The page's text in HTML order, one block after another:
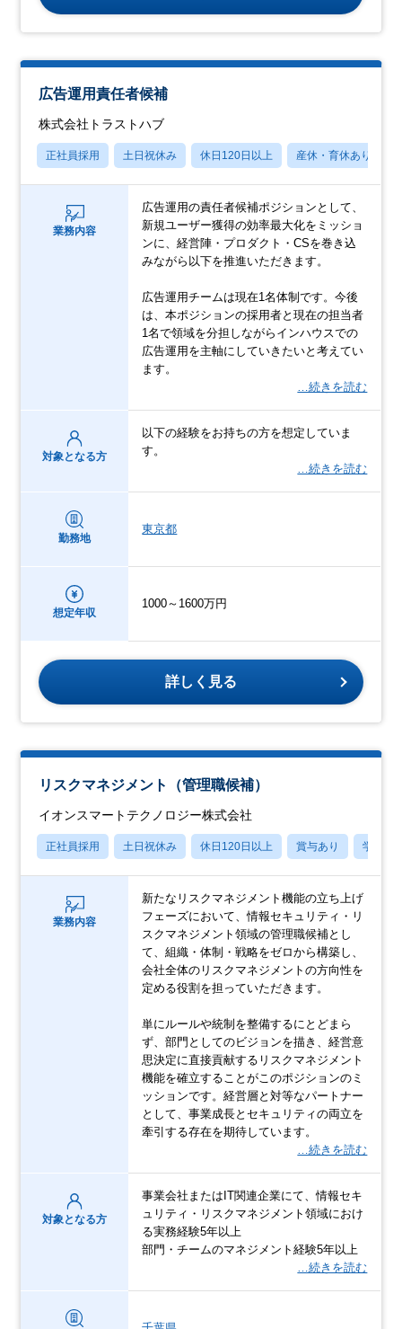
広告運用責任者候補
株式会社トラストハブ
正社員採用 土日祝休み 休日120日以上 産休・育休あり
業務内容
広告運用の責任者候補ポジションとして、
新規ユーザー獲得の効率最大化をミッショ
ンに、経営陣・プロダクト・CSを巻き込
みながら以下を推進いただきます。
広告運用チームは現在1名体制です。今後
は、本ポジションの採用者と現在の担当者
1名で領域を分担しながらインハウスでの
広告運用を主軸にしていきたいと考えてい
ます。
…続きを読む
対象となる方
以下の経験をお持ちの方を想定していま
す。
…続きを読む
勤務地
東京都
想定年収
1000～1600万円
詳しく見る
リスクマネジメント（管理職候補）
イオンスマートテクノロジー株式会社
正社員採用 土日祝休み 休日120日以上 賞与あり 学歴不
業務内容
新たなリスクマネジメント機能の立ち上げ
フェーズにおいて、情報セキュリティ・リ
スクマネジメント領域の管理職候補とし
て、組織・体制・戦略をゼロから構築し、
会社全体のリスクマネジメントの方向性を
定める役割を担っていただきます。
単にルールや統制を整備するにとどまら
ず、部門としてのビジョンを描き、経営意
思決定に直接貢献するリスクマネジメント
機能を確立することがこのポジションのミ
ッションです。経営層と対等なパートナー
として、事業成長とセキュリティの両立を
牽引する存在を期待しています。
…続きを読む
対象となる方
事業会社またはIT関連企業にて、情報セキ
ュリティ・リスクマネジメント領域におけ
る実務経験5年以上
部門・チームのマネジメント経験5年以上
…続きを読む